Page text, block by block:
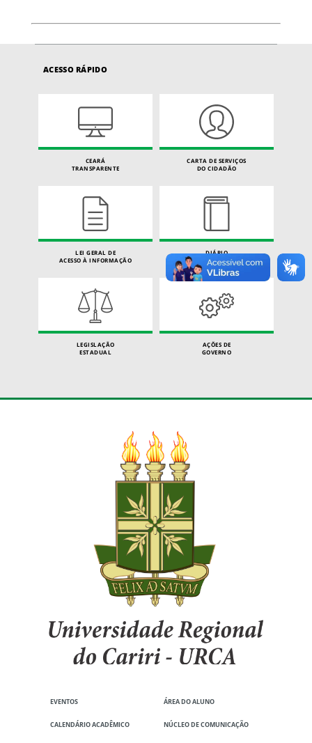
ACESSO RÁPIDO
CEARÁ
TRANSPARENTE
CARTA DE SERVIÇOS
DO CIDADÃO
LEI GERAL DE
ACESSO À INFORMAÇÃO
DIÁRIO
OFICIAL
LEGISLAÇÃO
ESTADUAL
AÇÕES DE
GOVERNO
EVENTOS ÁREA DO ALUNO
CALENDÁRIO ACADÊMICO NÚCLEO DE COMUNICAÇÃO